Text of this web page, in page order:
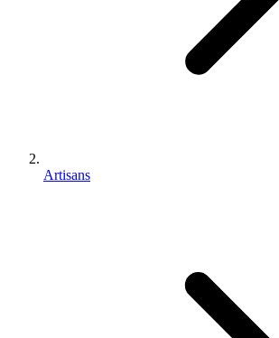
Artisans